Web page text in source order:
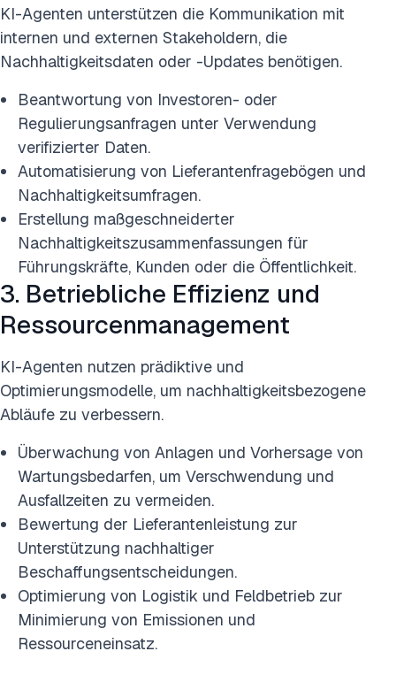
KI-Agenten unterstützen die Kommunikation mit
internen und externen Stakeholdern, die
Nachhaltigkeitsdaten oder -Updates benötigen.
Beantwortung von Investoren- oder
Regulierungsanfragen unter Verwendung
verifizierter Daten.
Automatisierung von Lieferantenfragebögen und
Nachhaltigkeitsumfragen.
Erstellung maßgeschneiderter
Nachhaltigkeitszusammenfassungen für
Führungskräfte, Kunden oder die Öffentlichkeit.
3. Betriebliche Effizienz und
Ressourcenmanagement
KI-Agenten nutzen prädiktive und
Optimierungsmodelle, um nachhaltigkeitsbezogene
Abläufe zu verbessern.
Überwachung von Anlagen und Vorhersage von
Wartungsbedarfen, um Verschwendung und
Ausfallzeiten zu vermeiden.
Bewertung der Lieferantenleistung zur
Unterstützung nachhaltiger
Beschaffungsentscheidungen.
Optimierung von Logistik und Feldbetrieb zur
Minimierung von Emissionen und
Ressourceneinsatz.